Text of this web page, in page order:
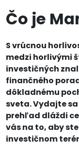
Čo je
S vrúcnou
medzi horlivými
investičných
finančného
dôkladnému
sveta. Vydajte
prehľad dláždi
vás na to, aby
investičnom